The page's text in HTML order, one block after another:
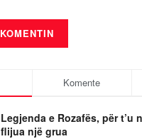
Komente
Legjenda e Rozafës, për t’u
flijua një grua